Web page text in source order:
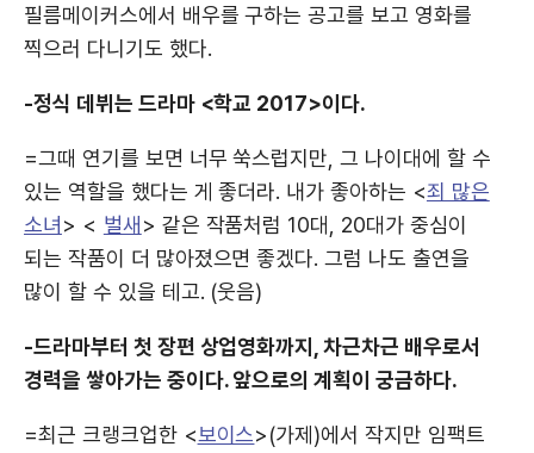
필름메이커스에서 배우를 구하는 공고를 보고 영화를
찍으러 다니기도 했다.
-정식 데뷔는 드라마 <학교 2017>이다.
=그때 연기를 보면 너무 쑥스럽지만, 그 나이대에 할 수
있는 역할을 했다는 게 좋더라. 내가 좋아하는 <죄 많은
소녀> < 벌새> 같은 작품처럼 10대, 20대가 중심이
되는 작품이 더 많아졌으면 좋겠다. 그럼 나도 출연을
많이 할 수 있을 테고. (웃음)
-드라마부터 첫 장편 상업영화까지, 차근차근 배우로서
경력을 쌓아가는 중이다. 앞으로의 계획이 궁금하다.
=최근 크랭크업한 <보이스>(가제)에서 작지만 임팩트